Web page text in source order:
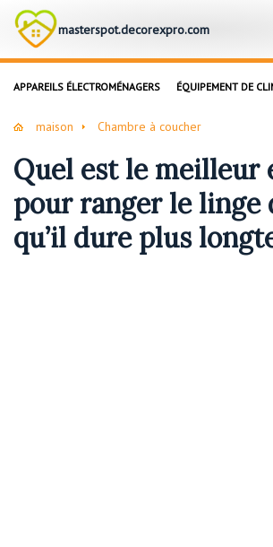
masterspot.decorexpro.com
APPAREILS ÉLECTROMÉNAGERS ÉQUIPEMENT DE
maison Chambre à coucher
Quel est le meilleur
pour ranger le linge
qu’il dure plus